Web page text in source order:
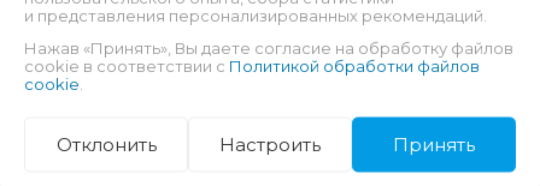
памяти
Соотношение
19.5:9
Дата выхода 2025
и представления персонализированных рекомендаций.
Нажав «Принять», Вы даете согласие на обработку файлов
cookie в соответствии с Политикой обработки файлов
cookie
Отклонить Настроить Принять